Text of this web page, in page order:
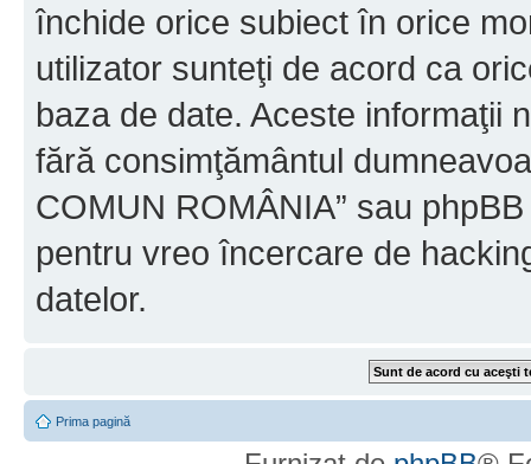
închide orice subiect în orice
utilizator sunteţi de acord ca
baza de date. Aceste informaţii
fără consimţământul
COMUN ROMÂNIA” sau
pentru vreo încercare de
datelor.
Prima pagină